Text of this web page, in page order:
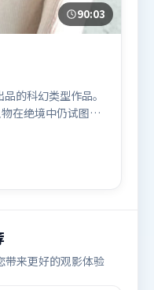
90:03
的科幻类型作品。
在绝境中仍试图守
配角亦承担叙事推
天乐、沈腾，阿米
。影片于2021年12
带来更好的观影体验